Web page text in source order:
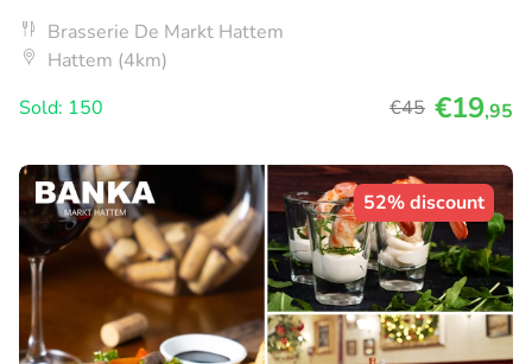
Brasserie De Markt Hattem
Hattem (4km)
Sold: 150
€45 €19,95
52% discount